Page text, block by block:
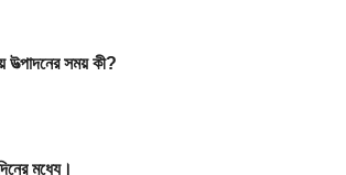
উত্পাদনের সময় কী?
মধ্যে।